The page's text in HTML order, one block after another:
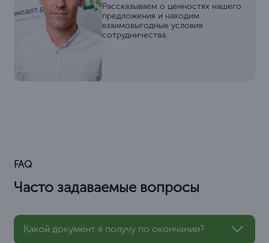
Рассказываем о ценностях нашего
предложения и находим
взаимовыгодные условия
сотрудничества.
FAQ
Часто задаваемые вопросы
Какой документ я получу по окончании?